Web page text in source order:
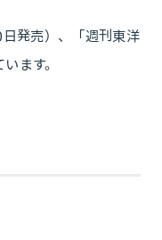
発売）、「週刊東洋
ます。